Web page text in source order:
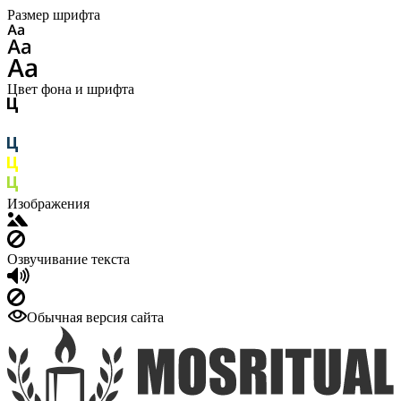
Размер шрифта
Цвет фона и шрифта
Изображения
Озвучивание текста
Обычная версия сайта